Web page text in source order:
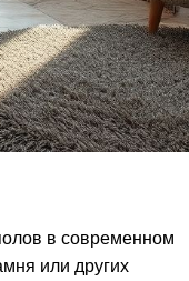
в современном
или других